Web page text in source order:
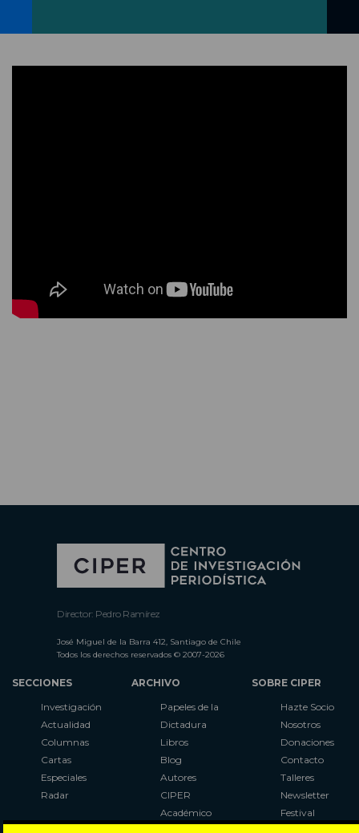
Director: Pedro Ramírez
José Miguel de la Barra 412, Santiago de Chile
Todos los derechos reservados © 2007-2026
SECCIONES
Investigación
Actualidad
Columnas
Cartas
Especiales
Radar
ARCHIVO
Papeles de la
Dictadura
Libros
Blog
Autores
CIPER
Académico
SOBRE CIPER
Hazte Socio
Nosotros
Donaciones
Contacto
Talleres
Newsletter
Festival